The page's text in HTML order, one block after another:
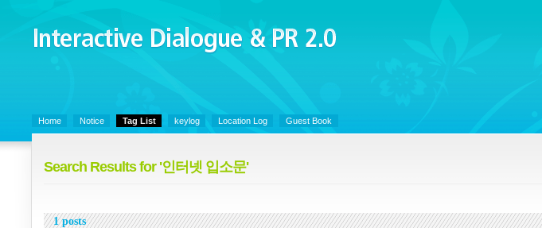
Interactive Dialogue &
PR 2.0
Home Notice Tag List keylog Location Log Guest Book
Search Results for '인터넷 입소문'
1 posts